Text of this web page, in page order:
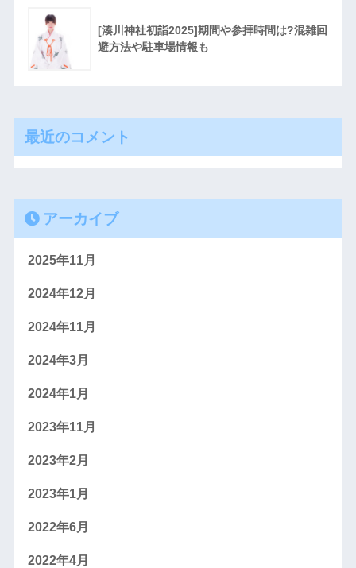
[湊川神社初詣2025]期間や参拝時間は?混雑回
避方法や駐車場情報も
最近のコメント
アーカイブ
2025年11月
2024年12月
2024年11月
2024年3月
2024年1月
2023年11月
2023年2月
2023年1月
2022年6月
2022年4月